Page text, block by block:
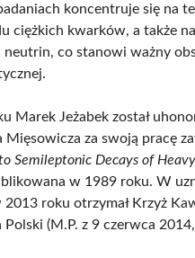
koncentruje się na
ciężkich kwarków, a także
neutrin, co stanowi ważny
Marek Jeżabek został
Mięsowicza za swoją pracę
Semileptonic Decays of
w 1989 roku. W
2013 roku otrzymał Krzyż
Polski (M.P. z 9 czerwca